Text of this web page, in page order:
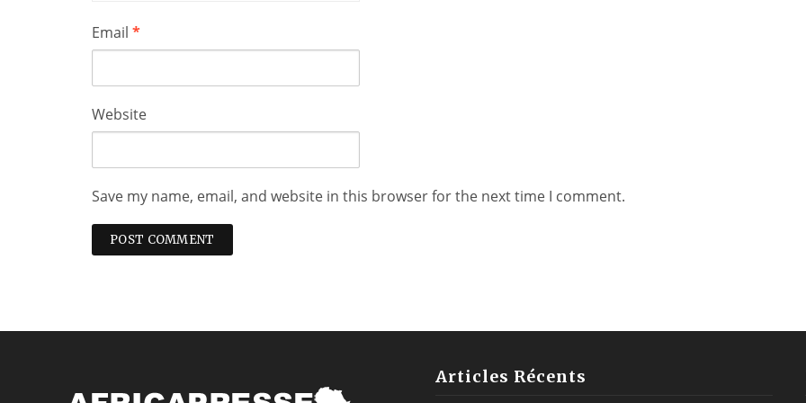
Email *
Website
Save my name, email, and website in this browser for the next time I comment.
Articles Récents